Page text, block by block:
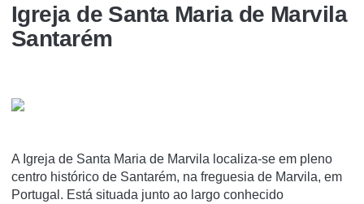
Igreja de Santa Maria de Marvila
Santarém
A Igreja de Santa Maria de Marvila localiza-se em pleno
centro histórico de Santarém, na freguesia de Marvila, em
Portugal. Está situada junto ao largo conhecido